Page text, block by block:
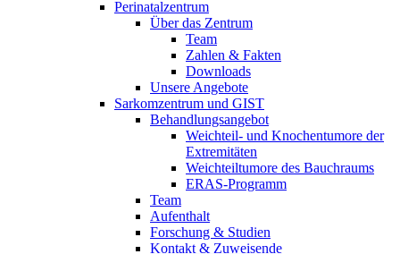
Perinatalzentrum
Über das Zentrum
Team
Zahlen & Fakten
Downloads
Unsere Angebote
Sarkomzentrum und GIST
Behandlungsangebot
Weichteil- und Knochentumore der
Extremitäten
Weichteiltumore des Bauchraums
ERAS-Programm
Team
Aufenthalt
Forschung & Studien
Kontakt & Zuweisende